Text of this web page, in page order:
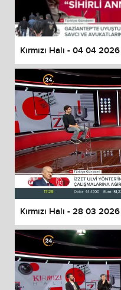
Kırmızı Halı - 04 04 2026
Kırmızı Halı - 28 03 2026